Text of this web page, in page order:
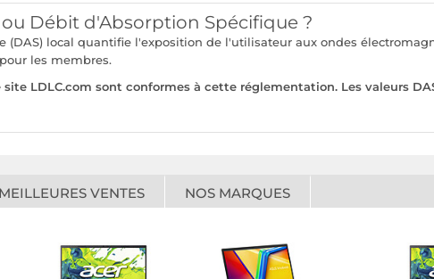
ou Débit d'Absorption Spécifique ?
(DAS) local quantifie l'exposition de l'utilisateur aux ondes
les membres.
LDLC.com sont conformes à cette réglementation. Les valeurs
MEILLEURES VENTES NOS MARQUES